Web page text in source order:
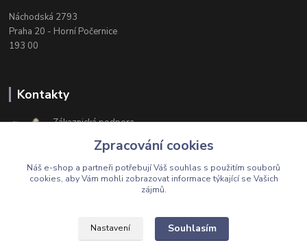
Náchodská 2793
Praha 20 - Horní Počernice
193 00
Kontakty
Zákaznická podpora
+420 603 174 975
Po-Čt, 8-16 hod. Pá 8-14 hod.
Upravit sběr cookies.
Zpracování cookies
Náš e-shop a partneři potřebují Váš souhlas s použitím souborů
cookies, aby Vám mohli zobrazovat informace týkající se Vašich
zájmů.
Nastavení Souhlasím